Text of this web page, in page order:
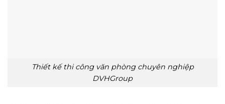
Thiết kế thi công văn phòng chuyên nghiệp
DVHGroup